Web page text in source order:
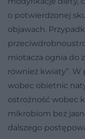
o potwierdzonej
objawach.
miotacza ognia do
również kwiaty”.
wobec obietnic
ostrożność wobec
mikrobiom bez
dalszego